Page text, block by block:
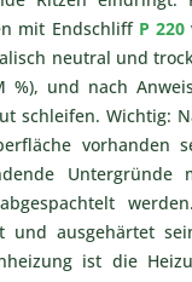
mit Endschliff P 220
neutral und
%), und nach
schleifen. Wichtig:
vorhanden
Untergründe
und ausgehärtet
ist die